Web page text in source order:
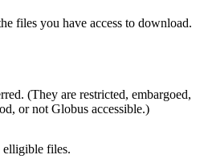
files you have access to download.
(They are restricted, embargoed,
or not Globus accessible.)
elligible files.